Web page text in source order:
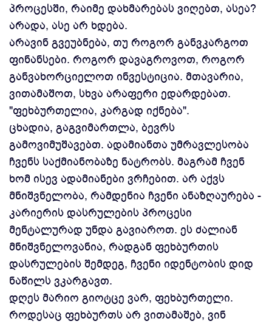
პროცესში, რაიმე დახმარებას ვიღებთ, ასეა?
არადა, ასე არ ხდება.
არავინ გვეუბნება, თუ როგორ განვკარგოთ
ფინანსები. როგორ დავაგროვოთ, როგორ
განვახორციელოთ ინვესტიცია. მთავარია,
ვითამაშოთ, სხვა არაფერი ედარდებათ.
"ფეხბურთელია, კარგად იქნება".
ცხადია, გაგვიმართლა, ბევრს
გამოვიმუშავებთ. ადამიანთა უმრავლესობა
ჩვენს საქმიანობაზე ნატრობს. მაგრამ ჩვენ
ხომ ისევ ადამიანები ვრჩებით. არ აქვს
მნიშვნელობა, რამდენია ჩვენი ანაზღაურება -
კარიერის დასრულების პროცესი
მენტალურად უნდა გავიაროთ. ეს ძალიან
მნიშვნელოვანია, რადგან ფეხბურთის
დასრულების შემდეგ, ჩვენი იდენტობის დიდ
ნაწილს ვკარგავთ.
დღეს მარიო გიოტცე ვარ, ფეხბურთელი.
როდესაც ფეხბურთს არ ვითამაშებ, ვინ